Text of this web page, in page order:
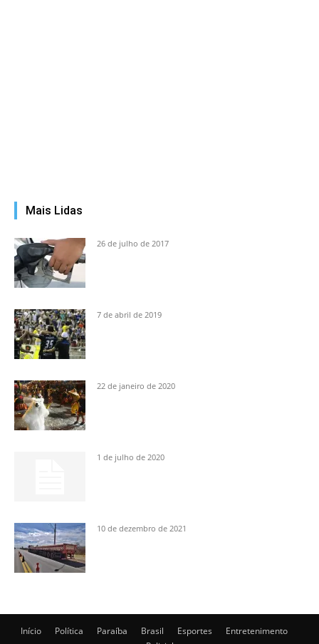
Mais Lidas
26 de julho de 2017
7 de abril de 2019
22 de janeiro de 2020
1 de julho de 2020
10 de dezembro de 2021
Início Política Paraíba Brasil Esportes
Entretenimento